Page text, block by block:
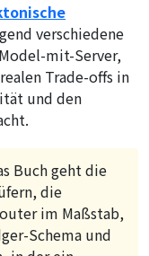
verschiedene
mit-Server,
Trade-offs in
und den
Buch geht die
die
im Maßstab,
Schema und